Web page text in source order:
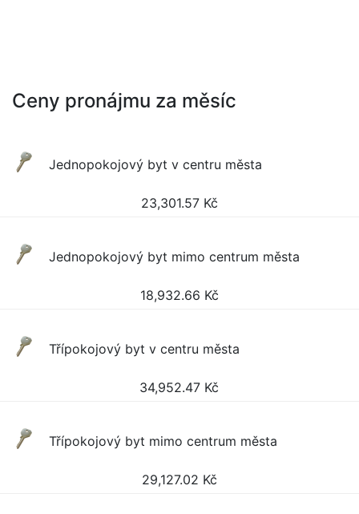
Ceny pronájmu za měsíc
Jednopokojový byt v centru města
23,301.57 Kč
Jednopokojový byt mimo centrum města
18,932.66 Kč
Třípokojový byt v centru města
34,952.47 Kč
Třípokojový byt mimo centrum města
29,127.02 Kč